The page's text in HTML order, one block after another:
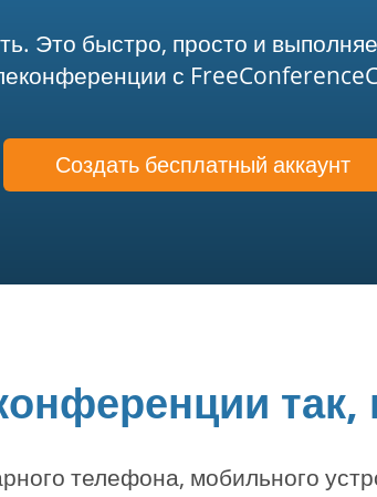
Это быстро, просто и
с
Создать бесплатный аккаунт
так,
телефона, мобильного